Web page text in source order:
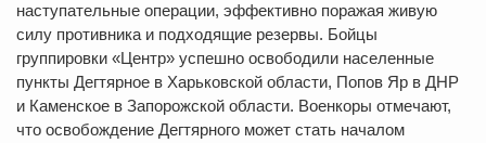
наступательные операции, эффективно поражая живую
силу противника и подходящие резервы. Бойцы
группировки «Центр» успешно освободили населенные
пункты Дегтярное в Харьковской области, Попов Яр в ДНР
и Каменское в Запорожской области. Военкоры отмечают,
что освобождение Дегтярного может стать началом